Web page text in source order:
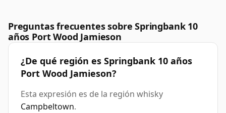
Preguntas frecuentes sobre Springbank 10
años Port Wood Jamieson
¿De qué región es Springbank 10 años
Port Wood Jamieson?
Esta expresión es de la región whisky
Campbeltown.